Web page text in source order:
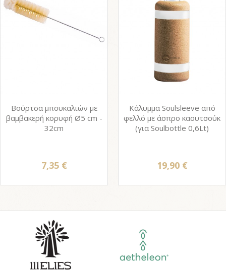
Βούρτσα μπουκαλιών με
βαμβακερή κορυφή Ø5 cm -
32cm
7,35 €
Κάλυμμα Soulsleeve από
φελλό με άσπρο καουτσούκ
(για Soulbottle 0,6Lt)
19,90 €